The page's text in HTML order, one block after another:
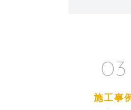
03
施工事